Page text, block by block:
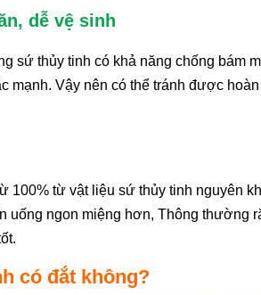
dễ vệ sinh
sứ thủy tinh có khả năng chống bám
mạnh. Vậy nên có thể tránh được
100% từ vật liệu sứ thủy tinh nguyên
uống ngon miệng hơn, Thông thường
có đắt không?